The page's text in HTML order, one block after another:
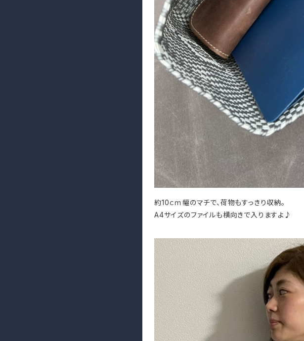
約10ｃｍ幅のマチで、荷物もすっきり収納。
A4サイズのファイルも横向きで入りますよ♪